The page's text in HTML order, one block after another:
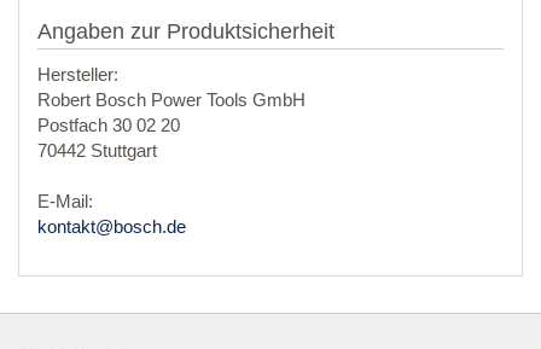
Angaben zur Produktsicherheit
Hersteller:
Robert Bosch Power Tools GmbH
Postfach 30 02 20
70442 Stuttgart
E-Mail:
kontakt@bosch.de